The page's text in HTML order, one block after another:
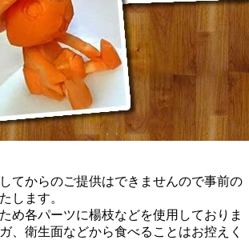
てからのご提供はできませんので事前の
します。
め各パーツに楊枝などを使用しておりま
、衛生面などから食べることはお控えく